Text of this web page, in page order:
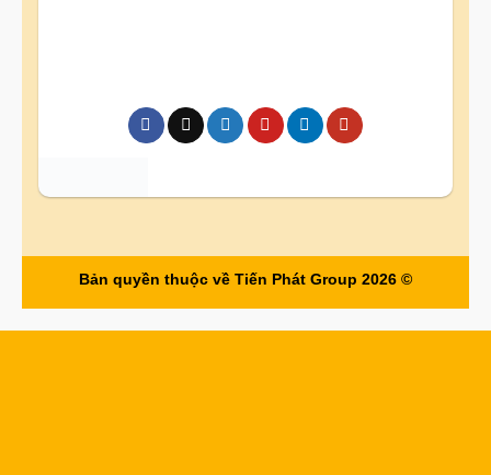
Bản quyền thuộc về Tiến Phát Group 2026 ©